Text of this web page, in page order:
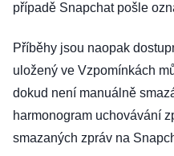
případě Snapchat pošle
Příběhy jsou naopak
uložený ve Vzpomínkách
dokud není manuálně
harmonogram uchovávání
smazaných zpráv na